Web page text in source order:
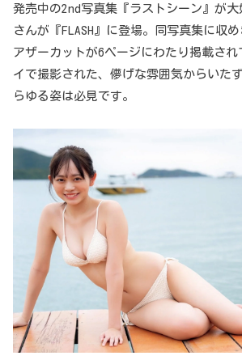
発売中の2nd写真集『ラストシーン』が
さんが『FLASH』に登場。同写真集に収
アザーカットが6ページにわたり掲載さ
イで撮影された、儚げな雰囲気からいた
らゆる姿は必見です。